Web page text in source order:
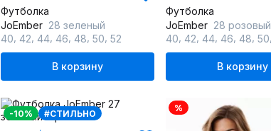
Футболка
JoEmber 28 зеленый
40 42 44 46 48 50 52
В корзину
Футболка
JoEmber 28 розовый
40 42 44 46 48 50
В корзину
-10% #СТИЛЬНО
%